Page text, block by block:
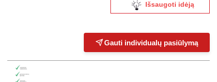
Išsaugoti idėją
Gauti individualų pasiūlymą